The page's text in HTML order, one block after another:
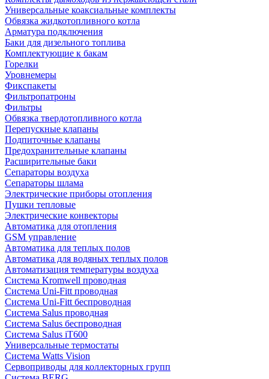
Универсальные коаксиальные комплекты
Обвязка жидкотопливного котла
Арматура подключения
Баки для дизельного топлива
Комплектующие к бакам
Горелки
Уровнемеры
Фикспакеты
Фильтропатроны
Фильтры
Обвязка твердотопливного котла
Перепускные клапаны
Подпиточные клапаны
Предохранительные клапаны
Расширительные баки
Сепараторы воздуха
Сепараторы шлама
Электрические приборы отопления
Пушки тепловые
Электрические конвекторы
Автоматика для отопления
GSM управление
Автоматика для теплых полов
Автоматика для водяных теплых полов
Автоматизация температуры воздуха
Система Kromwell проводная
Система Uni-Fitt проводная
Система Uni-Fitt беспроводная
Система Salus проводная
Система Salus беспроводная
Система Salus iT600
Универсальные термостаты
Система Watts Vision
Сервоприводы для коллекторных групп